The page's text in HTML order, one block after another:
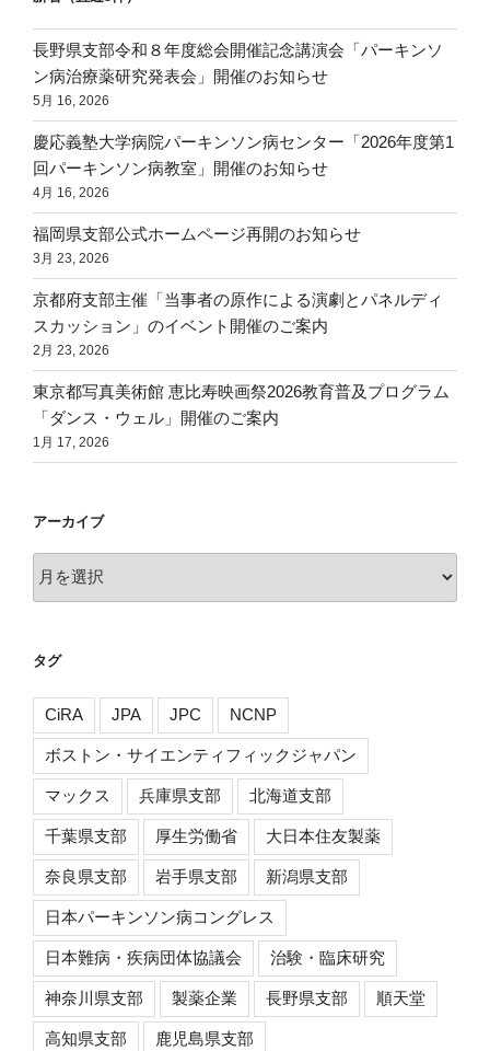
長野県支部令和８年度総会開催記念講演会「パーキンソ
ン病治療薬研究発表会」開催のお知らせ
5月 16, 2026
慶応義塾大学病院パーキンソン病センター「2026年度第1
回パーキンソン病教室」開催のお知らせ
4月 16, 2026
福岡県支部公式ホームページ再開のお知らせ
3月 23, 2026
京都府支部主催「当事者の原作による演劇とパネルディ
スカッション」のイベント開催のご案内
2月 23, 2026
東京都写真美術館 恵比寿映画祭2026教育普及プログラム
「ダンス・ウェル」開催のご案内
1月 17, 2026
アーカイブ
ー
ブ
タグ
CiRA JPA JPC NCNP
ボストン・サイエンティフィックジャパン
マックス 兵庫県支部 北海道支部
千葉県支部 厚生労働省 大日本住友製薬
奈良県支部 岩手県支部 新潟県支部
日本パーキンソン病コングレス
日本難病・疾病団体協議会 治験・臨床研究
神奈川県支部 製薬企業 長野県支部 順天堂
高知県支部 鹿児島県支部